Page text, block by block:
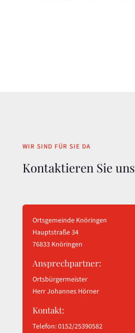
WIR SIND FÜR SIE DA
Kontaktieren Sie uns
Ortsgemeinde Knöringen
Hauptstraße 34
76833 Knöringen
Ansprechpartner:
Ortsbürgermeister
Herr Johannes Hörner
Kontakt:
Telefon: 0152/25390582